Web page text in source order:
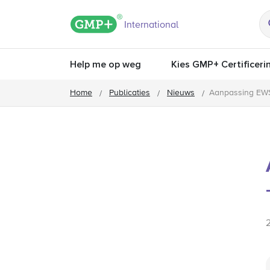
GMP+ logo
International
Help me op weg Kies GMP+
Home Publicaties Nieuws Aanpassing